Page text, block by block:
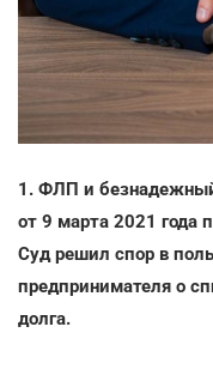
1. ФЛП и
от 9 марта 2021 года
Суд решил спор в
предпринимателя о
долга.